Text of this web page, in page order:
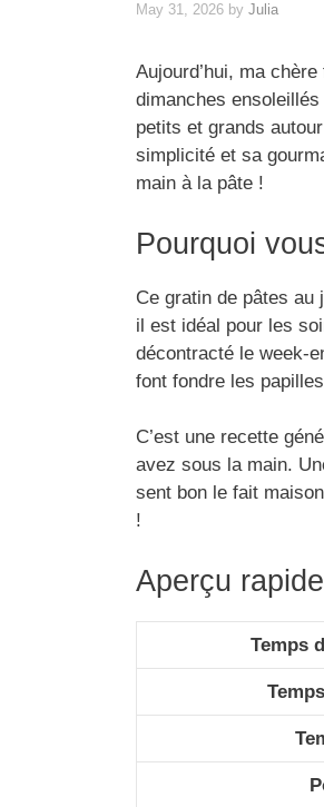
May 31, 2026 by Julia
Aujourd’hui, ma
dimanches
petits et grands
simplicité et sa
main à la pâte !
Pourquoi
Ce gratin de pâtes au
il est idéal pour les
décontracté le week-
font fondre les
C’est une recette
avez sous la main.
sent bon le fait
!
Aperçu rapide
Temps